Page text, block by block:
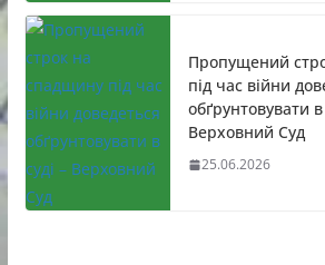
Пропущений
під час війни
обґрунтовувати в
Верховний Суд
25.06.2026